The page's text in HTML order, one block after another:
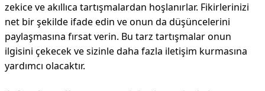
zekice ve akıllıca tartışmalardan hoşlanırlar. Fikirlerinizi
net bir şekilde ifade edin ve onun da düşüncelerini
paylaşmasına fırsat verin. Bu tarz tartışmalar onun
ilgisini çekecek ve sizinle daha fazla iletişim kurmasına
yardımcı olacaktır.